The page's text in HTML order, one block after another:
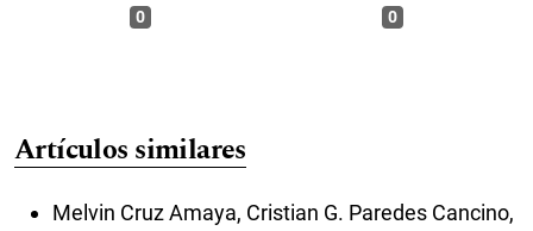
0 0
Artículos similares
Melvin Cruz Amaya, Cristian G. Paredes Cancino,